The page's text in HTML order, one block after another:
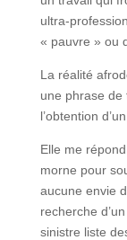
ultra-
« pauvre » ou
La réalité
une phrase
l’obtention
Elle me
morne pour
aucune envie
recherche
sinistre liste